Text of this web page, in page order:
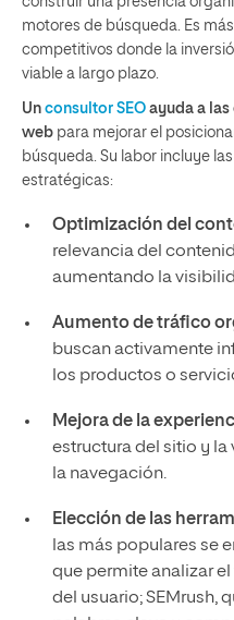
motores de búsqueda. Es
competitivos donde la
viable a largo plazo.
Un consultor SEO ayuda a
web para mejorar el
búsqueda. Su labor incluye
estratégicas:
Optimización del
relevancia del
aumentando la
Aumento de tráfico
buscan activamente
los productos o
Mejora de la
estructura del sitio y
la navegación.
Elección de las
las más populares se
que permite analizar
del usuario; SEMrush,